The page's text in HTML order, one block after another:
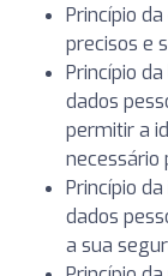
Princípio
precisos e
Princípio
dados
permitir a
necessário
Princípio
dados
a sua